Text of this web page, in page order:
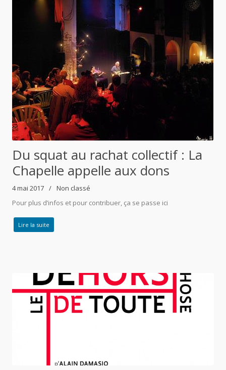
Du squat au rachat collectif : La
Chapelle appelle aux dons
4 mai 2017
Non classé
Pour plus d’infos et pour contribuer, ça se passe ici
Lire la suite